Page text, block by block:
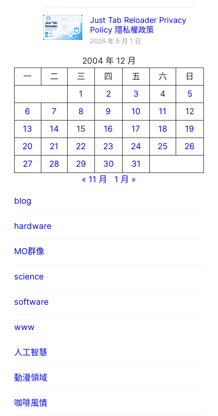
Just Tab Reloader Privacy
Policy 隱私權政策
2026 年 5 月 1 日
2004 年 12 月
一
二 三 四 五 六
日
1
2 3 4
5
6
7 8 9 10 11
12
13
14 15 16 17 18
19
20
21 22 23 24 25
26
27
28 29 30
31
« 11 月
1 月 »
blog
hardware
MO群像
science
software
www
人工智慧
動漫領域
咖啡風情